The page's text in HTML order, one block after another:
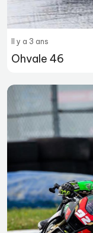
Il y a 3 ans
Ohvale 46